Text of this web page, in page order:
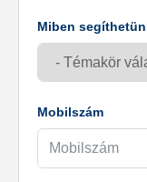
Miben
Mobilszám